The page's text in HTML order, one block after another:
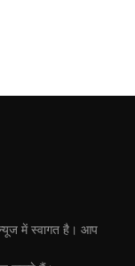
में स्वागत है। आप